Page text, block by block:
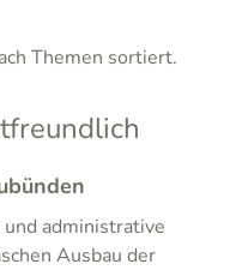
Themen sortiert.
administrative
Ausbau der